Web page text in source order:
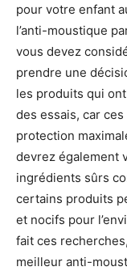
pour votre enfant
l’anti-moustique
vous devez
prendre une
les produits qui
des essais, car
protection
devrez également
ingrédients sûrs
certains produits
et nocifs pour
fait ces
meilleur anti-